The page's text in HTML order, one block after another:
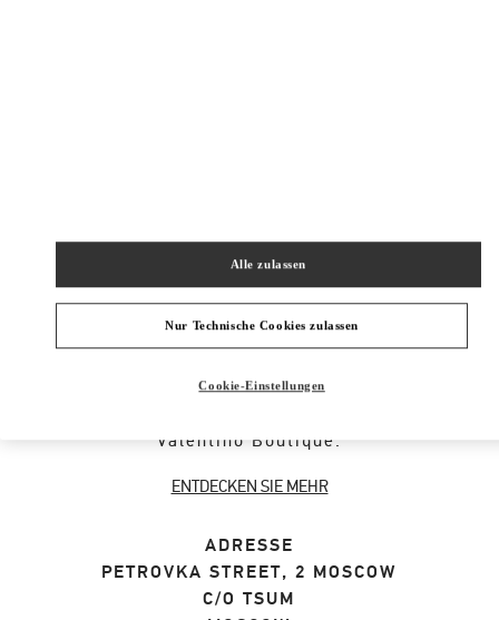
ÜBER DIESE BOUTIQUE
Geschenke für Männer. Bestellen Sie Luxus-
Valentino Boutique.
ENTDECKEN SIE MEHR
ADRESSE
PETROVKA STREET, 2 MOSCOW
C/O TSUM
Nur Technische Cookies zulassen
Alle zulassen
Cookie-Einstellungen